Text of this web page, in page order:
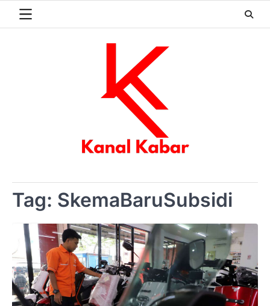
Tag: SkemaBaruSubsidi